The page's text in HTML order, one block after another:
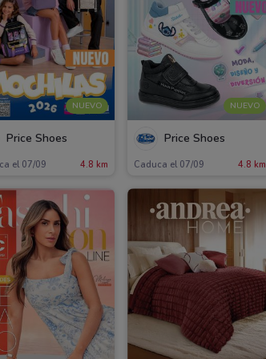
NUEVO
Price Shoes
el 07/09 4.8 km
NUEVO
Price Shoes
Caduca el 07/09 4.8 km